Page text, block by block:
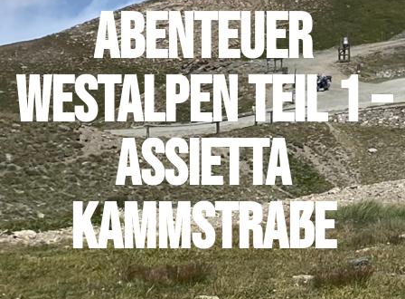
Abenteuer
Westalpen Teil 1 –
Assietta
Kammstraße